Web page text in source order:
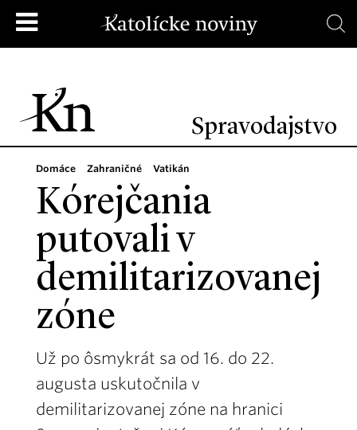
Spravodajstvo
Domáce Zahraničné Vatikán
Kórejčania
putovali v
demilitarizovanej
zóne
Už po ôsmykrát sa od 16. do 22.
augusta uskutočnila v
demilitarizovanej zóne na hranici